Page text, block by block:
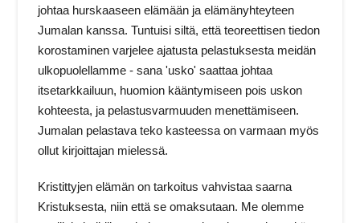
johtaa hurskaaseen elämään ja elämänyhteyteen
Jumalan kanssa. Tuntuisi siltä, että teoreettisen tiedon
korostaminen varjelee ajatusta pelastuksesta meidän
ulkopuolellamme - sana 'usko' saattaa johtaa
itsetarkkailuun, huomion kääntymiseen pois uskon
kohteesta, ja pelastusvarmuuden menettämiseen.
Jumalan pelastava teko kasteessa on varmaan myös
ollut kirjoittajan mielessä.
Kristittyjen elämän on tarkoitus vahvistaa saarna
Kristuksesta, niin että se omaksutaan. Me olemme